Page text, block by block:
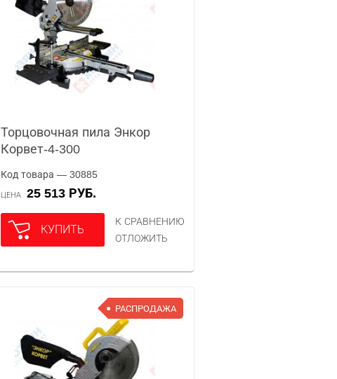
Торцовочная пила Энкор
Корвет-4-300
Код товара — 30885
ЦЕНА 25 513 РУБ.
КУПИТЬ
К СРАВНЕНИЮ
ОТЛОЖИТЬ
РАСПРОДАЖА